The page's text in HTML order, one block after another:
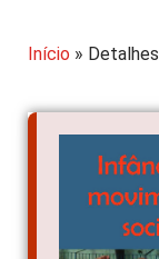
Início » Detalhes